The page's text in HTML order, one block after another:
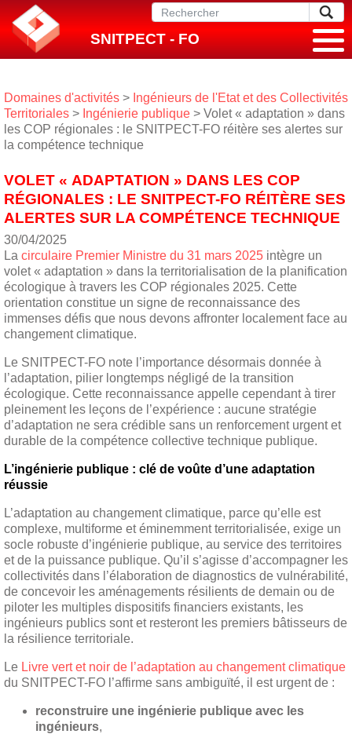
SNITPECT - FO
Domaines d'activités > Ingénieurs de l'Etat et des Collectivités
Territoriales > Ingénierie publique > Volet « adaptation » dans
les COP régionales : le SNITPECT-FO réitère ses alertes sur
la compétence technique
VOLET « ADAPTATION » DANS LES COP
RÉGIONALES : LE SNITPECT-FO RÉITÈRE SES
ALERTES SUR LA COMPÉTENCE TECHNIQUE
30/04/2025
La circulaire Premier Ministre du 31 mars 2025 intègre un
volet « adaptation » dans la territorialisation de la planification
écologique à travers les COP régionales 2025​. Cette
orientation constitue un signe de reconnaissance des
immenses défis que nous devons affronter localement face au
changement climatique.
Le SNITPECT-FO note l’importance désormais donnée à
l’adaptation, pilier longtemps négligé de la transition
écologique. Cette reconnaissance appelle cependant à tirer
pleinement les leçons de l’expérience : aucune stratégie
d’adaptation ne sera crédible sans un renforcement urgent et
durable de la compétence collective technique publique.
L’ingénierie publique : clé de voûte d’une adaptation
réussie
L’adaptation au changement climatique, parce qu’elle est
complexe, multiforme et éminemment territorialisée, exige un
socle robuste d’ingénierie publique, au service des territoires
et de la puissance publique. Qu’il s’agisse d’accompagner les
collectivités dans l’élaboration de diagnostics de vulnérabilité,
de concevoir les aménagements résilients de demain ou de
piloter les multiples dispositifs financiers existants, les
ingénieurs publics sont et resteront les premiers bâtisseurs de
la résilience territoriale.
Le Livre vert et noir de l’adaptation au changement climatique
du SNITPECT-FO​ l’affirme sans ambiguïté, il est urgent de :
reconstruire une ingénierie publique avec les
ingénieurs,